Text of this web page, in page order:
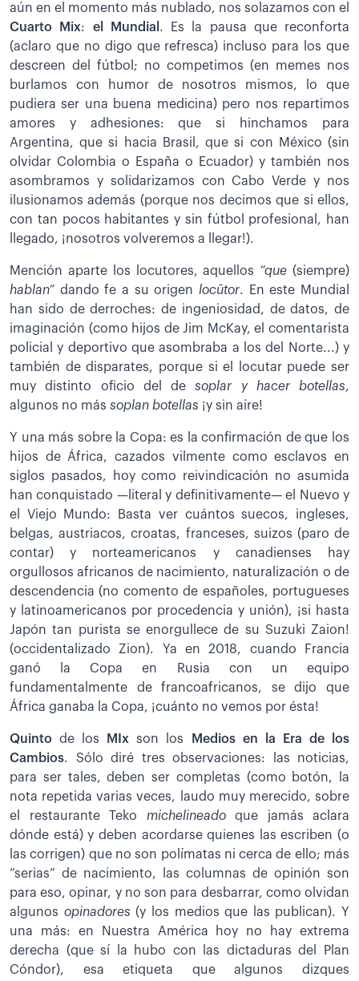
aún en el momento más nublado, nos solazamos con el
Cuarto Mix: el Mundial . Es la pausa que reconforta
(aclaro que no digo que refresca) incluso para los que
descreen del fútbol; no competimos (en memes nos
burlamos con humor de nosotros mismos, lo que
pudiera ser una buena medicina) pero nos repartimos
amores y adhesiones: que si hinchamos para
Argentina, que si hacia Brasil, que si con México (sin
olvidar Colombia o España o Ecuador) y también nos
asombramos y solidarizamos con Cabo Verde y nos
ilusionamos además (porque nos decimos que si ellos,
con tan pocos habitantes y sin fútbol profesional, han
llegado, ¡nosotros volveremos a llegar!).
Mención aparte los locutores, aquellos “que (siempre)
hablan” dando fe a su origen locūtor. En este Mundial
han sido de derroches: de ingeniosidad, de datos, de
imaginación (como hijos de Jim McKay, el comentarista
policial y deportivo que asombraba a los del Norte...) y
también de disparates, porque si el locutar puede ser
muy distinto oficio del desoplar y hacer botellas,
algunos no más soplan botellas ¡y sin aire!
Y una más sobre la Copa: es la confirmación de que los
hijos de África, cazados vilmente como esclavos en
siglos pasados, hoy como reivindicación no asumida
han conquistado —literal y definitivamente— el Nuevo y
el Viejo Mundo: Basta ver cuántos suecos, ingleses,
belgas, austriacos, croatas, franceses, suizos (paro de
contar) y norteamericanos y canadienses hay
orgullosos africanos de nacimiento, naturalización o de
descendencia (no comento de españoles, portugueses
y latinoamericanos por procedencia y unión), ¡si hasta
Japón tan purista se enorgullece de su Suzuki Zaion!
(occidentalizado Zion). Ya en 2018, cuando Francia
ganó la Copa en Rusia con un equipo
fundamentalmente de francoafricanos, se dijo que
África ganaba la Copa, ¡cuánto no vemos por ésta!
Quinto de los MIxson los
Medios en la Era de los
Cambios. Sólo diré tres observaciones: las noticias,
para ser tales, deben ser completas (como botón, la
nota repetida varias veces, laudo muy merecido, sobre
el restaurante Teko michelineadoque jamás aclara
dónde está) y deben acordarse quienes las escriben (o
las corrigen) que no son polímatas ni cerca de ello; más
“serias” de nacimiento, las columnas de opinión son
para eso, opinar, y no son para desbarrar, como olvidan
algunos opinadores (y los medios que las publican). Y
una más: en Nuestra América hoy no hay extrema
derecha (que sí la hubo con las dictaduras del Plan
Cóndor), esa etiqueta que algunos dizques